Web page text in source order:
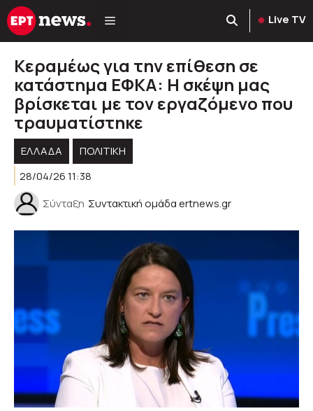
Μετάβαση
σε
Live TV
Κεραμέως για την επίθεση σε
κατάστημα ΕΦΚΑ: Η σκέψη μας
βρίσκεται με τον εργαζόμενο που
τραυματίστηκε
ΕΛΛΑΔΑ
ΠΟΛΙΤΙΚΉ
28/04/26 11:38
Σύνταξη Συντακτική ομάδα ertnews.gr